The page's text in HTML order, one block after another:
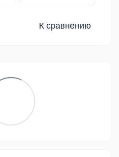
К сравнению